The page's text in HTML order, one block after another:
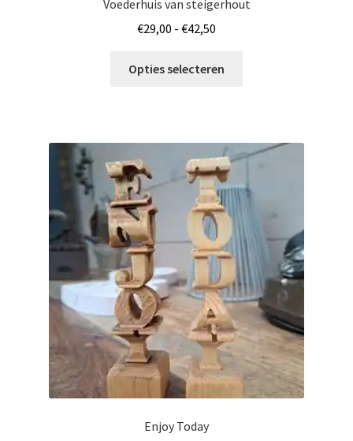
Voederhuis van steigerhout
€29,00 - €42,50
tot
Opties selecteren
Deze
kan
gekozen
worden
op
de
productpagina
Enjoy Today